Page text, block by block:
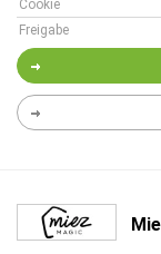
Cookie
Freigabe